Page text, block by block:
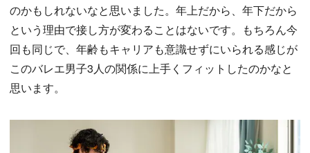
のかもしれないなと思いました。年上だから、年下だから
という理由で接し方が変わることはないです。もちろん今
回も同じで、年齢もキャリアも意識せずにいられる感じが
このバレエ男子3人の関係に上手くフィットしたのかなと
思います。